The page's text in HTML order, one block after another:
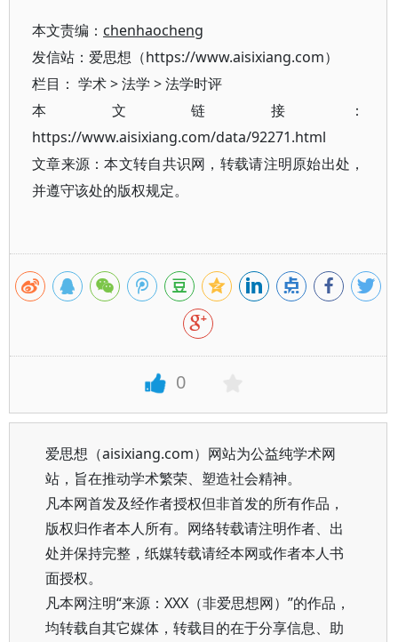
本文责编： chenhaocheng
发信站：爱思想（https://www.aisixiang.com）
栏目： 学术>法学 >法学时评
本文链接：
https://www.aisixiang.com/data/92271.html
文章来源：本文转自共识网，转载请注明原始出处，
并遵守该处的版权规定。
0
爱思想（aisixiang.com）网站为公益纯学术网
站，旨在推动学术繁荣、塑造社会精神。
凡本网首发及经作者授权但非首发的所有作品，
版权归作者本人所有。网络转载请注明作者、出
处并保持完整，纸媒转载请经本网或作者本人书
面授权。
凡本网注明“来源：XXX（非爱思想网）”的作品，
均转载自其它媒体，转载目的在于分享信息、助